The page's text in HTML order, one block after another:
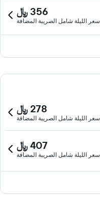
356 ﷼
سعر الليلة شامل الصريبة المضافة
278 ﷼
سعر الليلة شامل الصريبة المضافة
407 ﷼
سعر الليلة شامل الصريبة المضافة